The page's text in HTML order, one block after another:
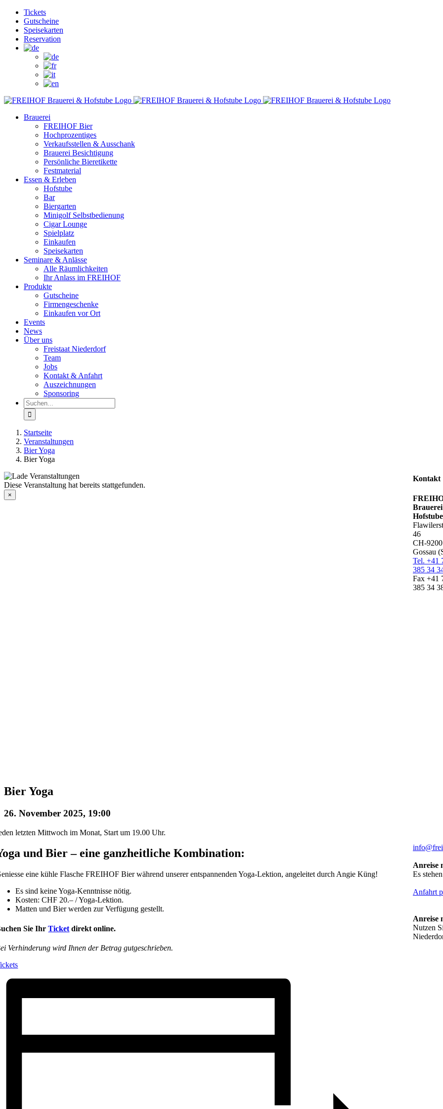
Zum
Inhalt
springen
Facebook
Instagram
YouTubeTickets
Gutscheine
Speisekarten
Reservation
Brauerei
FREIHOF Bier
Hochprozentiges
Verkaufsstellen & Ausschank
Brauerei Besichtigung
Persönliche Bieretikette
Festmaterial
Essen & Erleben
Hofstube
Bar
Biergarten
Minigolf Selbstbedienung
Cigar Lounge
Spielplatz
Einkaufen
Speisekarten
Seminare & Anlässe
Alle Räumlichkeiten
Ihr Anlass im FREIHOF
Produkte
Gutscheine
Firmengeschenke
Einkaufen vor Ort
Events
News
Über uns
Freistaat Niederdorf
Team
Jobs
Kontakt & Anfahrt
Auszeichnungen
Sponsoring
Suche
nach:
Startseite
Veranstaltungen
Bier Yoga
Bier Yoga
Diese Veranstaltung hat bereits stattgefunden.
×
Bier Yoga
26. November 2025, 19:00
letzten Mittwoch im Monat, Start um 19.00 Uhr.
und Bier – eine ganzheitliche Kombination:
eine kühle Flasche FREIHOF Bier während unserer entspannenden Yoga-Lektion, angeleitet durch Angie Küng!
Es sind keine Yoga-Kenntnisse nötig.
Kosten: CHF 20.– / Yoga-Lektion.
Matten und Bier werden zur Verfügung gestellt.
Sie IhrTicket direkt online.
Verhinderung wird Ihnen der Betrag gutgeschrieben.
Kontakt
Hofstube
46
CH-9200
Gossau
Tel. +41
385 34
Fax +41
385 34
Anreise
Es
Anfahrt
Anreise
Nutzen